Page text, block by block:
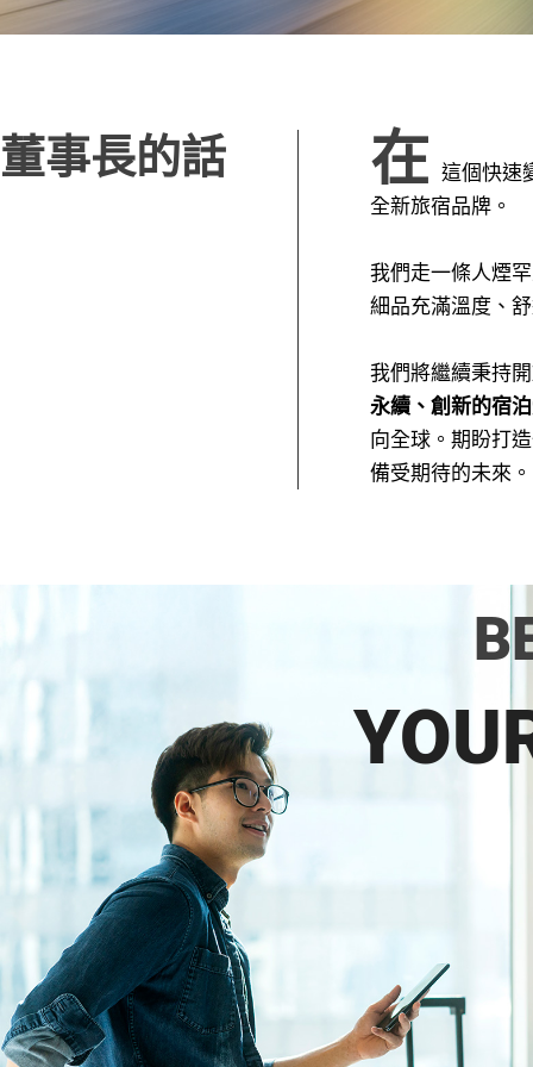
董事長的話 在 這個快速
全新旅宿品牌。
我們走一條人煙
細品充滿溫度、
我們將繼續秉持
永續、創新的宿
向全球。期盼打
備受期待的未來。